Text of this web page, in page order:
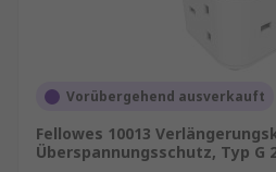
eindringenden Medien)
elektrisches Gehäuse gegen
abgedichtet ist.IP20,IP44
Vorübergehend ausverkauft
Fellowes 10013
Überspannungsschutz, Typ G